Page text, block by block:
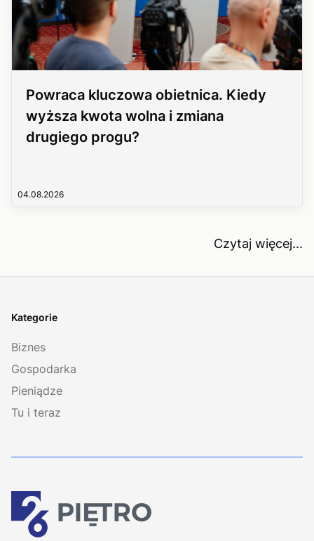
Powraca kluczowa obietnica. Kiedy
wyższa kwota wolna i zmiana
drugiego progu?
04.08.2026
Czytaj więcej...
Kategorie
Biznes
Gospodarka
Pieniądze
Tu i teraz